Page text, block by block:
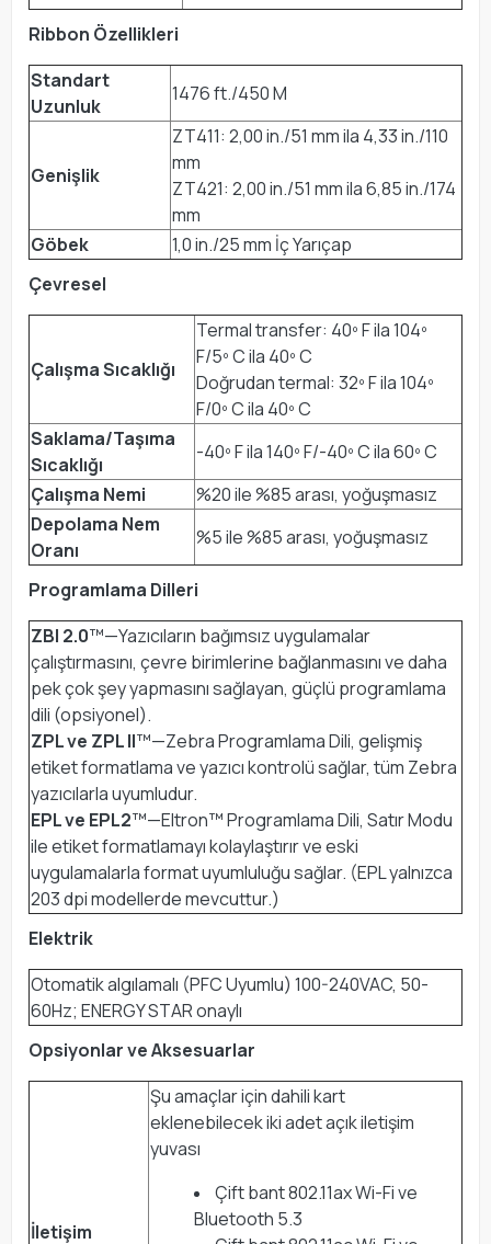
Ribbon Özellikleri
Standart
Uzunluk
1476 ft./450 M
Genişlik
ZT411: 2,00 in./51 mm ila 4,33 in./110
mm
ZT421: 2,00 in./51 mm ila 6,85 in./174
mm
Göbek
1,0 in./25 mm İç Yarıçap
Çevresel
Çalışma Sıcaklığı
Termal transfer: 40º F ila 104º
F/5º C ila 40º C
Doğrudan termal: 32º F ila 104º
F/0º C ila 40º C
Saklama/Taşıma
Sıcaklığı
-40º F ila 140º F/-40º C ila 60º C
Çalışma Nemi
%20 ile %85 arası, yoğuşmasız
Depolama Nem
Oranı
%5 ile %85 arası, yoğuşmasız
Programlama Dilleri
ZBI 2.0™—Yazıcıların bağımsız uygulamalar
çalıştırmasını, çevre birimlerine bağlanmasını ve daha
pek çok şey yapmasını sağlayan, güçlü programlama
dili (opsiyonel).
ZPL ve ZPL II™—Zebra Programlama Dili, gelişmiş
etiket formatlama ve yazıcı kontrolü sağlar, tüm Zebra
yazıcılarla uyumludur.
EPL ve EPL2™—Eltron™ Programlama Dili, Satır Modu
ile etiket formatlamayı kolaylaştırır ve eski
uygulamalarla format uyumluluğu sağlar. (EPL yalnızca
203 dpi modellerde mevcuttur.)
Elektrik
Otomatik algılamalı (PFC Uyumlu) 100-240VAC, 50-
60Hz; ENERGY STAR onaylı
Opsiyonlar ve Aksesuarlar
İletişim
Şu amaçlar için dahili kart
eklenebilecek iki adet açık iletişim
yuvası
Çift bant 802.11ax Wi-Fi ve
Bluetooth 5.3